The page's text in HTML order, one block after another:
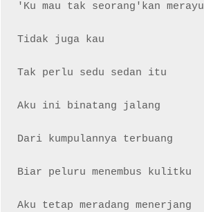
'Ku mau tak seorang'kan merayu
Tidak juga kau
Tak perlu sedu sedan itu
Aku ini binatang jalang
Dari kumpulannya terbuang
Biar peluru menembus kulitku
Aku tetap meradang menerjang